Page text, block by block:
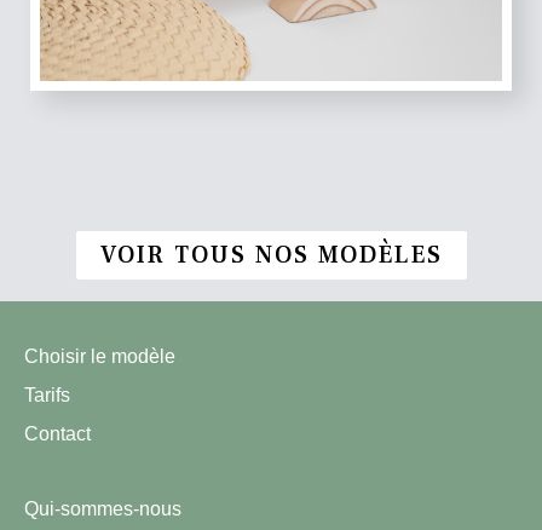
VOIR TOUS NOS MODÈLES
Choisir le modèle
Tarifs
Contact
Qui-sommes-nous